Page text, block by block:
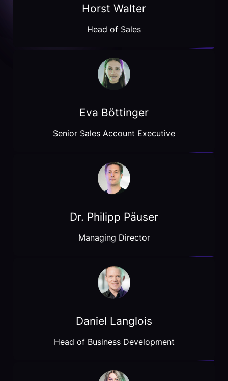
Horst Walter
Head of Sales
Eva Böttinger
Senior Sales Account Executive
Dr. Philipp Päuser
Managing Director
Daniel Langlois
Head of Business Development